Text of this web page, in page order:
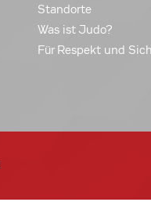
Standorte
Was ist Judo?
Für Respekt und